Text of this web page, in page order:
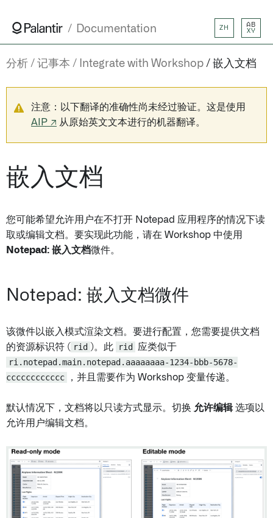
Documentation ZH
AB
XY
分析 记事本 Integrate with Workshop 嵌入文档
注意：以下翻译的准确性尚未经过验证。这是使用
AIP ↗ 从原始英文文本进行的机器翻译。
嵌入文档
您可能希望允许用户在不打开 Notepad 应用程序的情况下读
取或编辑文档。要实现此功能，请在 Workshop 中使用
Notepad: 嵌入文档微件。
Notepad: 嵌入文档微件
该微件以嵌入模式渲染文档。要进行配置，您需要提供文档
的资源标识符 ( rid )。此 rid
应类似于
ri.notepad.main.notepad.aaaaaaaa-1234-bbb-5678-
cccccccccccc
，并且需要作为 Workshop 变量传递。
默认情况下，文档将以只读方式显示。切换 允许编辑选项以
允许用户编辑文档。